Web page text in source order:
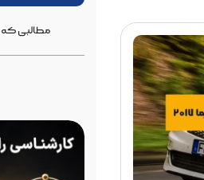
مطالبی که